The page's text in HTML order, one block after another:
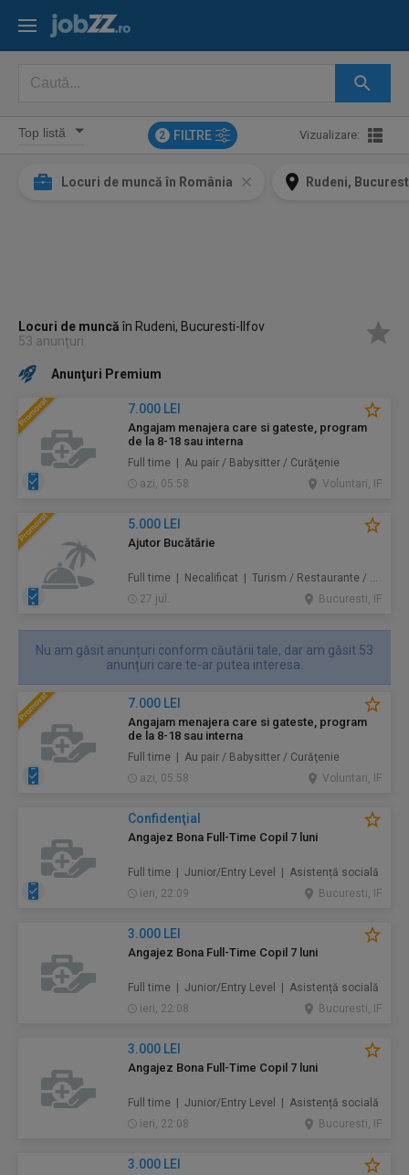
2 FILTRE Vizualizare:
Locuri de muncă în România Rudeni,
Locuri de muncăîn Rudeni, Bucuresti-Ilfov
53 anunțuri
Anunţuri Premium
7.000 LEI
Angajam menajera care si gateste, program
de la 8-18 sau interna
Full time | Au pair / Babysitter / Curăţenie
azi, 05:58
Voluntari, IF
5.000 LEI
Ajutor Bucătărie
Full time | Necalificat | Turism / Restaurante / Hoteluri
27 jul.
Bucuresti, IF
Nu am găsit anunțuri conform căutării tale, dar am găsit 53
anunțuri care te-ar putea interesa.
7.000 LEI
Angajam menajera care si gateste, program
de la 8-18 sau interna
Full time | Au pair / Babysitter / Curăţenie
azi, 05:58
Voluntari, IF
Confidenţial
Angajez Bona Full-Time Copil 7 luni
Full time | Junior/Entry Level | Asistență socială
ieri, 22:09
Bucuresti, IF
3.000 LEI
Angajez Bona Full-Time Copil 7 luni
Full time | Junior/Entry Level | Asistență socială
ieri, 22:08
Bucuresti, IF
3.000 LEI
Angajez Bona Full-Time Copil 7 luni
Full time | Junior/Entry Level | Asistență socială
ieri, 22:08
Bucuresti, IF
3.000 LEI